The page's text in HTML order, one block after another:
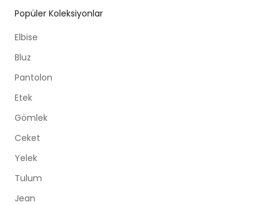
Popüler Koleksiyonlar
Elbise
Bluz
Pantolon
Etek
Gömlek
Ceket
Yelek
Tulum
Jean